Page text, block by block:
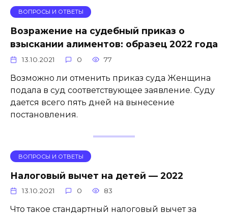
ВОПРОСЫ И ОТВЕТЫ
Возражение на судебный приказ о
взыскании алиментов: образец 2022 года
13.10.2021 0 77
Возможно ли отменить приказ суда Женщина
подала в суд соответствующее заявление. Суду
дается всего пять дней на вынесение
постановления.
ВОПРОСЫ И ОТВЕТЫ
Налоговый вычет на детей — 2022
13.10.2021 0 83
Что такое стандартный налоговый вычет за